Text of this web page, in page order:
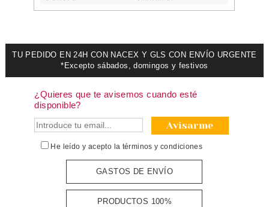
TU PEDIDO EN 24H CON NACEX Y GLS CON ENVÍO URGENTE
*Excepto sábados, domingos y festivos
¿Quieres que te avisemos cuando esté
disponible?
Avisarme
He leído y acepto la términos y condiciones
GASTOS DE ENVÍO
PRODUCTOS 100%